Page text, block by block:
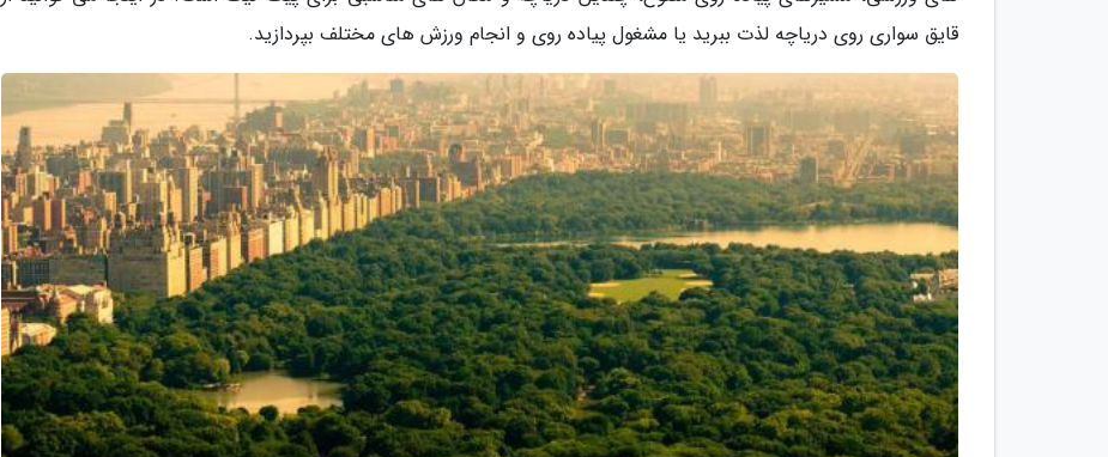
قایق سواری روی دریاچه لذت ببرید یا مشغول پیاده روی و انجام ورزش های مختلف بپردازید.